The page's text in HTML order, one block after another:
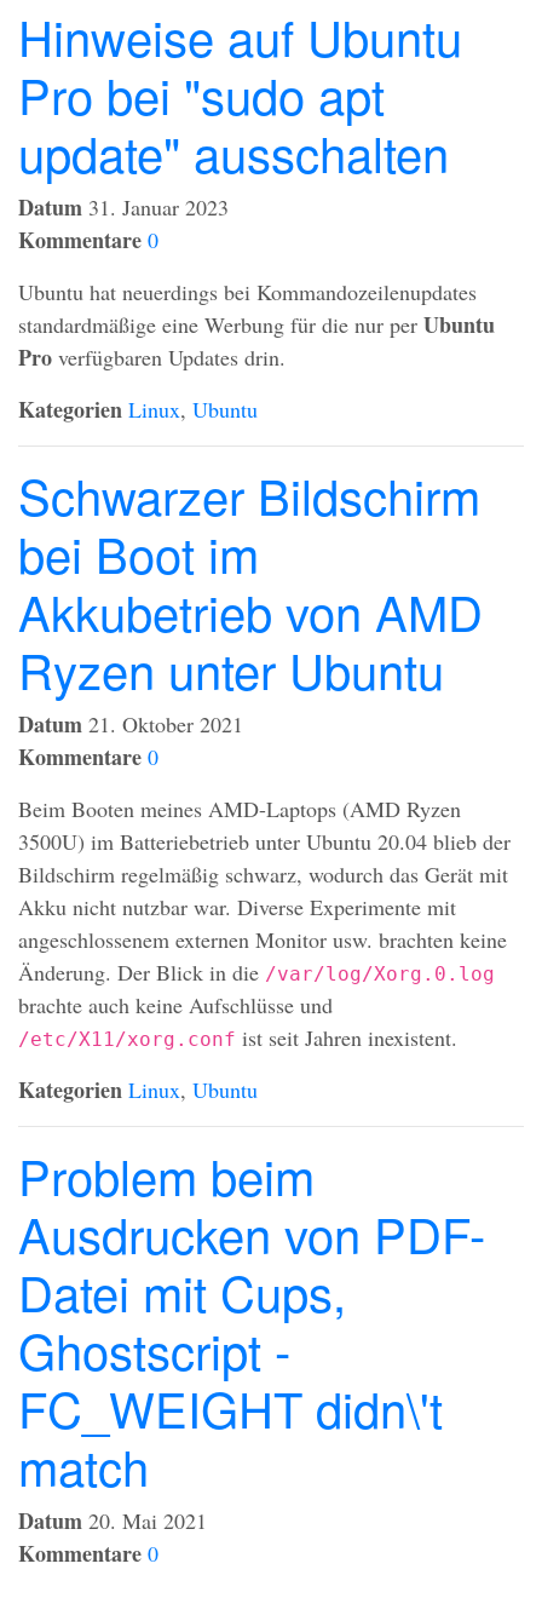
Hinweise auf Ubuntu
Pro bei "sudo apt
update" ausschalten
Datum 31. Januar 2023
Kommentare 0
Ubuntu hat neuerdings bei Kommandozeilenupdates
standardmäßige eine Werbung für die nur per Ubuntu
Pro verfügbaren Updates drin.
Kategorien Linux, Ubuntu
Schwarzer Bildschirm
bei Boot im
Akkubetrieb von AMD
Ryzen unter Ubuntu
Datum 21. Oktober 2021
Kommentare 0
Beim Booten meines AMD-Laptops (AMD Ryzen
3500U) im Batteriebetrieb unter Ubuntu 20.04 blieb der
Bildschirm regelmäßig schwarz, wodurch das Gerät mit
Akku nicht nutzbar war. Diverse Experimente mit
angeschlossenem externen Monitor usw. brachten keine
Änderung. Der Blick in die /var/log/Xorg.0.log
brachte auch keine Aufschlüsse und
/etc/X11/xorg.conf ist seit Jahren inexistent.
Kategorien Linux, Ubuntu
Problem beim
Ausdrucken von PDF-
Datei mit Cups,
Ghostscript -
FC_WEIGHT didn\'t
match
Datum 20. Mai 2021
Kommentare 0